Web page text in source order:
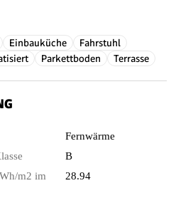
Einbauküche
Fahrstuhl
Parkettboden Terrasse
Fernwärme
B
m2 im
28.94